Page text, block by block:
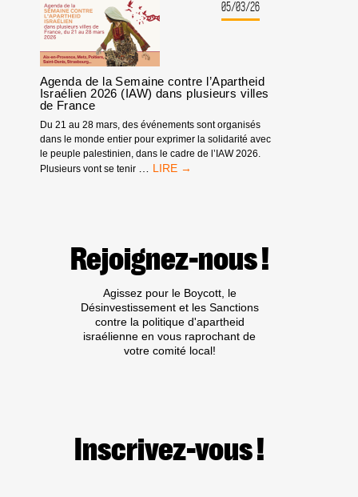
MANIFESTATION
À
MARSEILLE
CONTRE
L’ARMEMENT
D’ISRAËL
05/03/26
Agenda de la Semaine contre l’Apartheid
Israélien 2026 (IAW) dans plusieurs villes
de France
Du 21 au 28 mars, des événements sont organisés
dans le monde entier pour exprimer la solidarité avec
le peuple palestinien, dans le cadre de l’IAW 2026.
Plusieurs vont se tenir
AGENDA
ISRAÉLIEN
2026
DANS
PLUSIEURS
VILLES
DE
FRANCE
Rejoignez-nous !
Agissez pour le Boycott, le
Désinvestissement et les Sanctions
contre la politique d'apartheid
israélienne en vous raprochant de
votre comité local!
Inscrivez-vous !